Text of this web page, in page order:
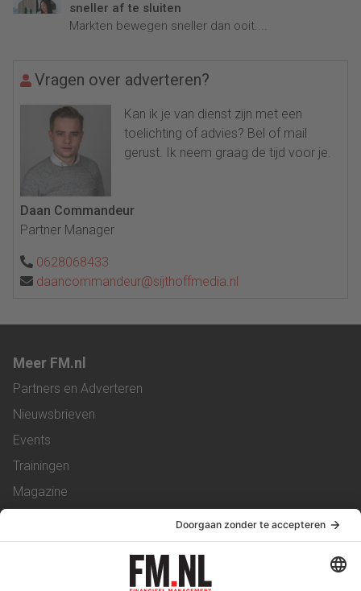
sneller af te sluiten
Markten bewegen sneller dan ooit....
Vragen over adverteren?
Kan ik je van dienst zijn met een
toelichting of advies? Bel of mail
gerust. Ik neem graag de tijd voor je.
Daan Commandeur
Partner Manager
0628068433
daancommandeur@sijthoffmedia.nl
Meer FM.nl
Partners en Adverteren
Nieuwsbrieven
Events
Trainingen
Magazine
Service & Contact